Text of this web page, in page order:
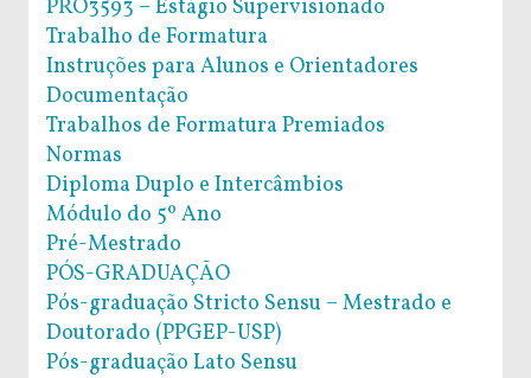
PRO3593 – Estágio Supervisionado
Trabalho de Formatura
Instruções para Alunos e Orientadores
Documentação
Trabalhos de Formatura Premiados
Normas
Diploma Duplo e Intercâmbios
Módulo do 5º Ano
Pré-Mestrado
PÓS-GRADUAÇÃO
Pós-graduação Stricto Sensu – Mestrado e
Doutorado (PPGEP-USP)
Pós-graduação Lato Sensu